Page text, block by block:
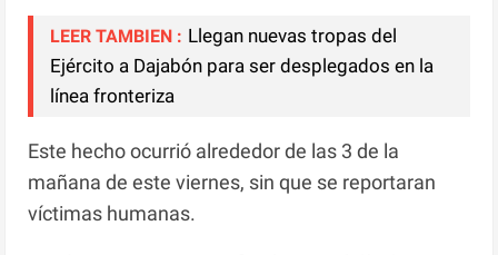
LEER TAMBIEN : Llegan nuevas tropas del
Ejército a Dajabón para ser desplegados en la
línea fronteriza
Este hecho ocurrió alrededor de las 3 de la
mañana de este viernes, sin que se reportaran
víctimas humanas.